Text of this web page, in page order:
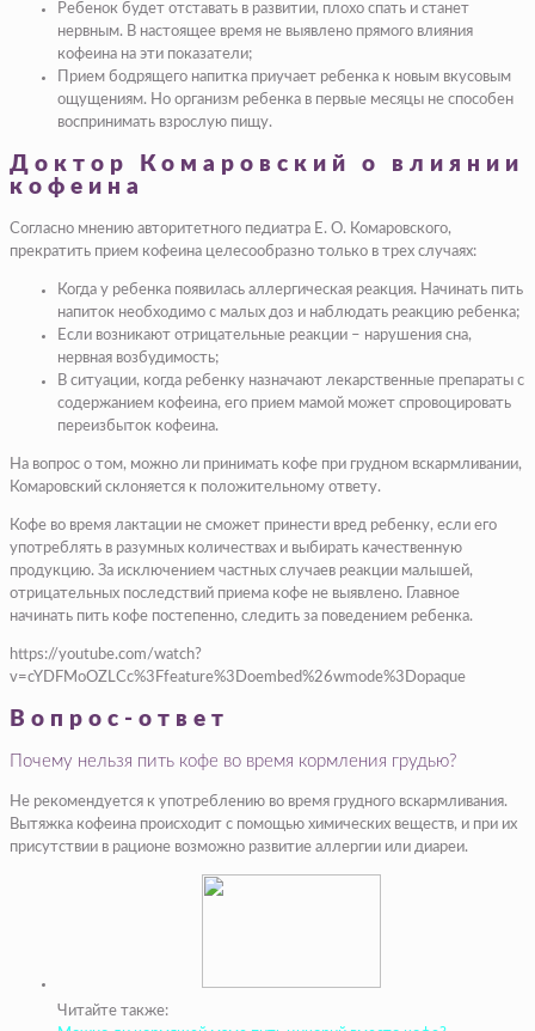
Ребенок будет отставать в развитии, плохо спать и станет
нервным. В настоящее время не выявлено прямого влияния
кофеина на эти показатели;
Прием бодрящего напитка приучает ребенка к новым вкусовым
ощущениям. Но организм ребенка в первые месяцы не способен
воспринимать взрослую пищу.
Доктор Комаровский о влиянии
кофеина
Согласно мнению авторитетного педиатра Е. О. Комаровского,
прекратить прием кофеина целесообразно только в трех случаях:
Когда у ребенка появилась аллергическая реакция. Начинать пить
напиток необходимо с малых доз и наблюдать реакцию ребенка;
Если возникают отрицательные реакции – нарушения сна,
нервная возбудимость;
В ситуации, когда ребенку назначают лекарственные препараты с
содержанием кофеина, его прием мамой может спровоцировать
переизбыток кофеина.
На вопрос о том, можно ли принимать кофе при грудном вскармливании,
Комаровский склоняется к положительному ответу.
Кофе во время лактации не сможет принести вред ребенку, если его
употреблять в разумных количествах и выбирать качественную
продукцию. За исключением частных случаев реакции малышей,
отрицательных последствий приема кофе не выявлено. Главное
начинать пить кофе постепенно, следить за поведением ребенка.
https://youtube.com/watch?
v=cYDFMoOZLCc%3Ffeature%3Doembed%26wmode%3Dopaque
Вопрос-ответ
Почему нельзя пить кофе во время кормления грудью?
Не рекомендуется к употреблению во время грудного вскармливания.
Вытяжка кофеина происходит с помощью химических веществ, и при их
присутствии в рационе возможно развитие аллергии или диареи.
Читайте также: